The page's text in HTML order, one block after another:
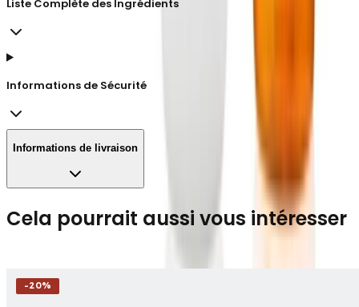
Liste Complète des Ingrédients
Informations de Sécurité
Informations de livraison
Cela pourrait aussi vous intéresser
-20%